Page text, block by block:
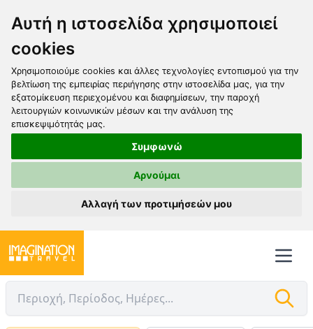
Αυτή η ιστοσελίδα χρησιμοποιεί
cookies
Χρησιμοποιούμε cookies και άλλες τεχνολογίες εντοπισμού για την
βελτίωση της εμπειρίας περιήγησης στην ιστοσελίδα μας, για την
εξατομίκευση περιεχομένου και διαφημίσεων, την παροχή
λειτουργιών κοινωνικών μέσων και την ανάλυση της
επισκεψιμότητάς μας.
Συμφωνώ
Αρνούμαι
Αλλαγή των προτιμήσεών μου